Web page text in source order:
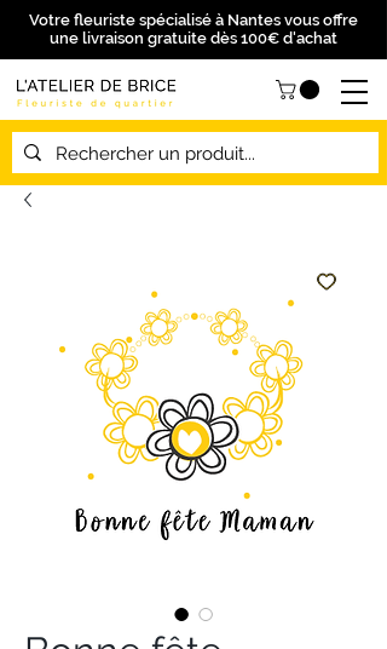
Votre fleuriste spécialisé à Nantes vous offre
une livraison gratuite dès 100€ d'achat